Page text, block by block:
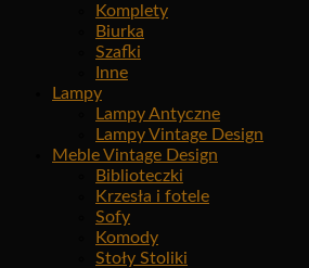
Komplety
Biurka
Szafki
Inne
Lampy
Lampy Antyczne
Lampy Vintage Design
Meble Vintage Design
Biblioteczki
Krzesła i fotele
Sofy
Komody
Stoły Stoliki